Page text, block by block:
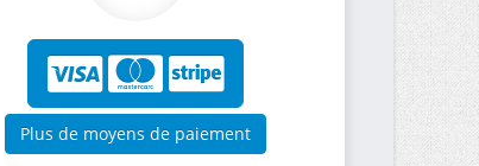
Plus de moyens de paiement